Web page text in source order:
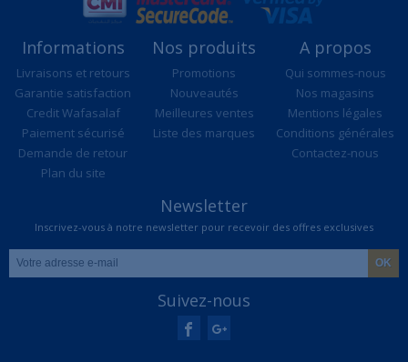
Informations
Livraisons et retours
Garantie satisfaction
Credit Wafasalaf
Paiement sécurisé
Demande de retour
Plan du site
Nos produits
Promotions
Nouveautés
Meilleures ventes
Liste des marques
A propos
Qui sommes-nous
Nos magasins
Mentions légales
Conditions générales
Contactez-nous
Newsletter
Inscrivez-vous à notre newsletter pour recevoir des offres exclusives
Suivez-nous